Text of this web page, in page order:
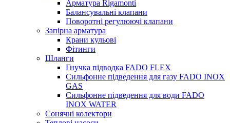
Арматура Rigamonti
Балансувальні клапани
Поворотні регулюючі клапани
Запірна арматура
Крани кульові
Фітинги
Шланги
Гнучка підводка FADO FLEX
Сильфонне підведення для газу FADO INOX
GAS
Сильфонне підведення для води FADO
INOX WATER
Сонячні колектори